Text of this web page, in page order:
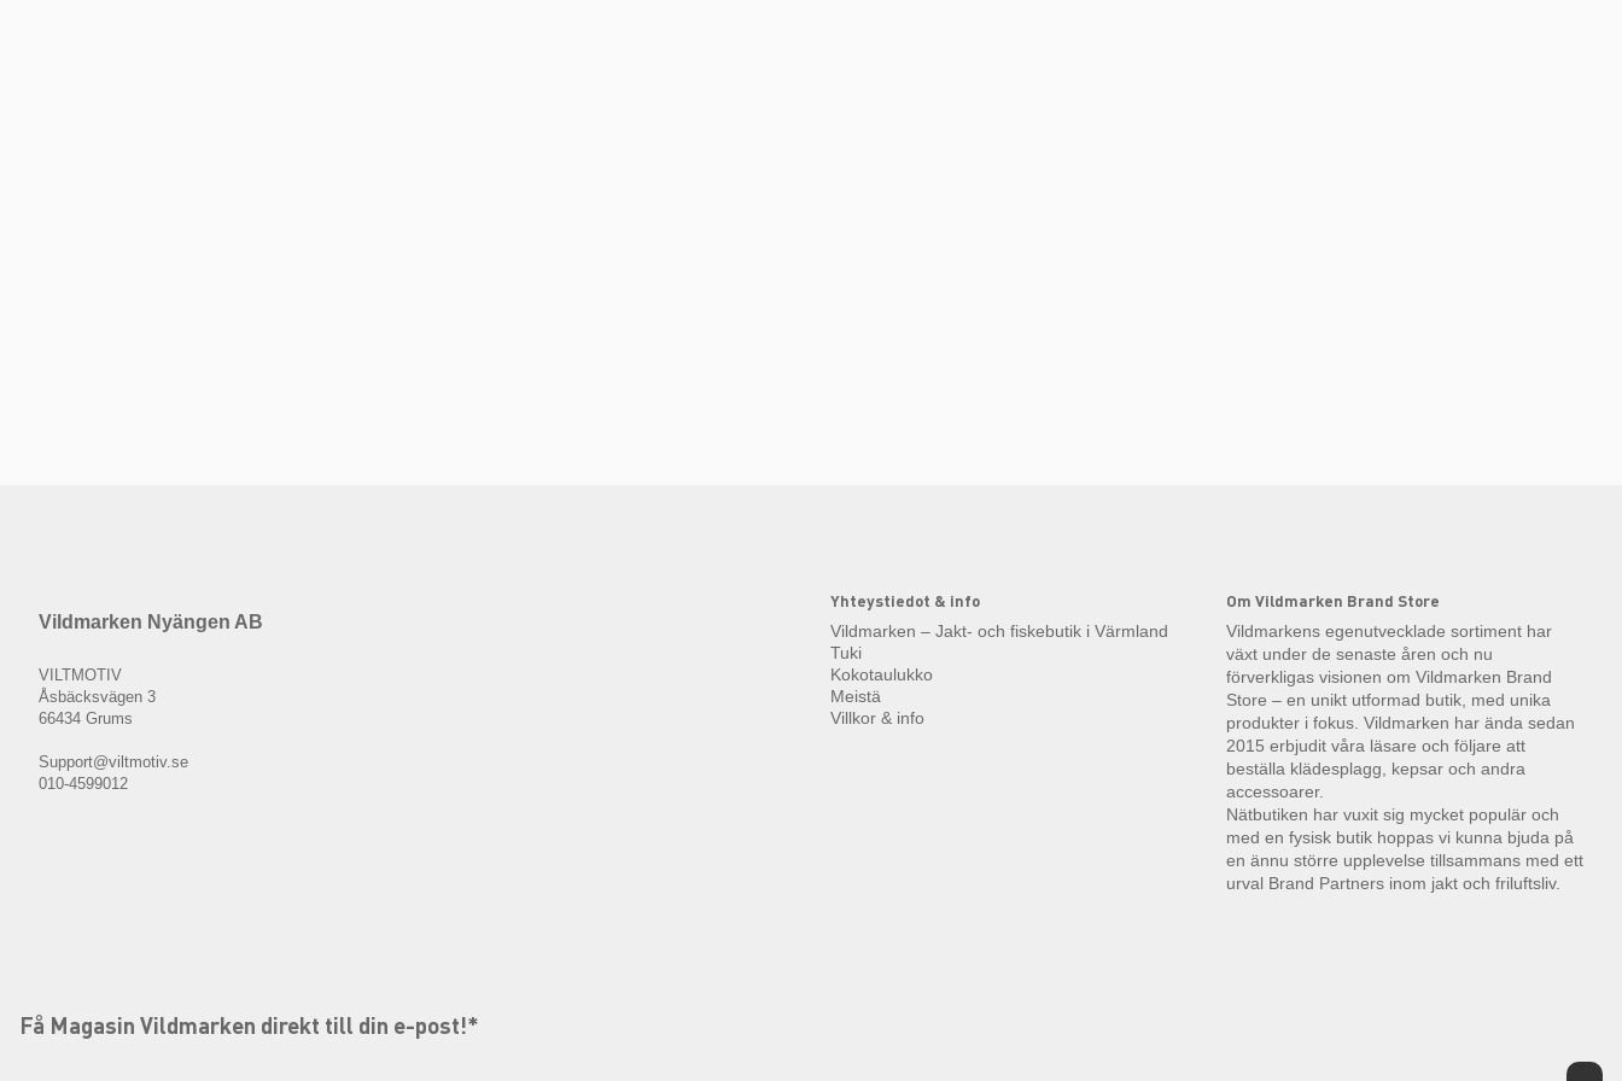
Vildmarken Nyängen AB
VILTMOTIV
Åsbäcksvägen 3
66434 Grums
Support@viltmotiv.se
010-4599012
Yhteystiedot & info
Vildmarken – Jakt- och fiskebutik i Värmland
Tuki
Kokotaulukko
Meistä
Villkor & info
Om Vildmarken Brand Store
Vildmarkens egenutvecklade sortiment har
växt under de senaste åren och nu
förverkligas visionen om Vildmarken Brand
Store – en unikt utformad butik, med unika
produkter i fokus. Vildmarken har ända sedan
2015 erbjudit våra läsare och följare att
beställa klädesplagg, kepsar och andra
accessoarer.
Nätbutiken har vuxit sig mycket populär och
med en fysisk butik hoppas vi kunna bjuda på
en ännu större upplevelse tillsammans med ett
urval Brand Partners inom jakt och friluftsliv.
Få Magasin Vildmarken direkt till din e-post!*